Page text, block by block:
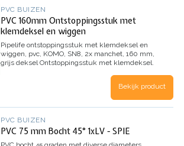
PVC BUIZEN
PVC 160mm Ontstoppingsstuk met
klemdeksel en wiggen
Pipelife ontstoppingsstuk met klemdeksel en
wiggen, pvc, KOMO, SN8, 2x manchet, 160 mm,
grijs dekselOntstoppingsstuk met klemdeksel.
Ideaal om verstoppingen eenvoudig te
verhelpen. Zodra het klemdeksel wordt
verwijderd is de toegang tot de leiding direct
ontstaan. Zo is de rioolrat (een hogedruk
ontstopper) snel in de leiding te brengen en kunt
u makkelijk de verstopping oplossen.
Specificaties Type aansluiting manchet Diameter
160 mm Klasse SN8 Kleur grijs Keurmerk KOMO
Bekijk product
PVC BUIZEN
PVC 75 mm Bocht 45° 1xLV - SPIE